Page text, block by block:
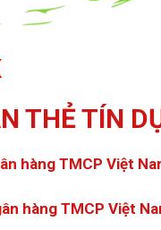
THẺ TÍN
hàng TMCP Việt
hàng TMCP Việt